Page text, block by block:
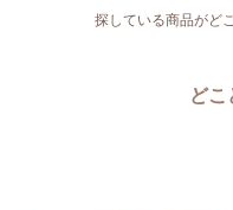
探している商品がど
どこ